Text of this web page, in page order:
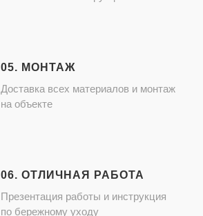
05. МОНТАЖ
Доставка всех материалов и монтаж
на объекте
06. ОТЛИЧНАЯ РАБОТА
Презентация работы и инструкция
по бережному уходу